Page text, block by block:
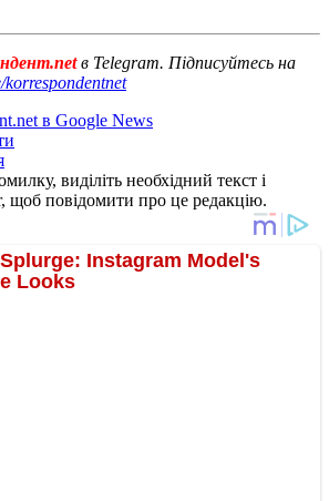
в Telegram. Підписуйтесь на
korrespondentnet
в Google News
виділіть необхідний текст і
щоб повідомити про це редакцію.